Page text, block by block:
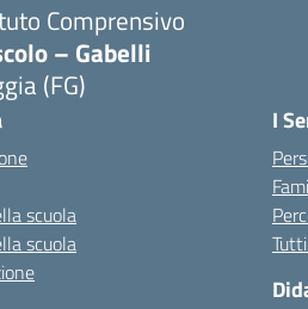
Comprensivo
– Gabelli
(FG)
la pagina iniziale della
scuola
scuola
I